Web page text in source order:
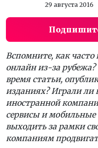
29 августа 2016
Вспомните, как
онлайн из-за
время статьи,
изданиях? Играли ли
иностранной
сервисы и
выходить за рамки
компаниям